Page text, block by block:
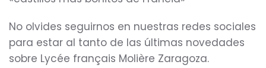
No olvides seguirnos en nuestras redes sociales
para estar al tanto de las últimas novedades
sobre Lycée français Molière Zaragoza.